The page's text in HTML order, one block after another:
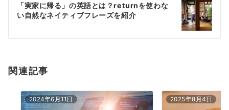
ン
「実家に帰る」の英語とは？returnを使わな
い自然なネイティブフレーズを紹介
関連記事
2024年6月11日 2025年8月4日